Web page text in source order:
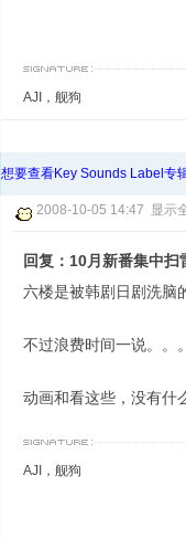
AJI，舰狗
想要查看Key Sounds Label专
2008-10-05 14:47 显示
回复：10月新番集中扫
六楼是被韩剧日剧洗脑
不过浪费时间一说。。。
动画和看这些，没有什
AJI，舰狗